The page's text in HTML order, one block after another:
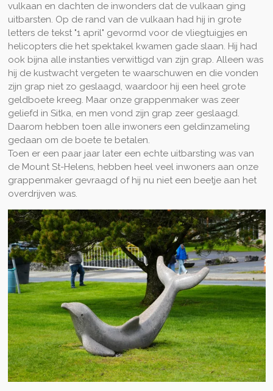
vulkaan en dachten de inwonders dat de vulkaan ging
uitbarsten. Op de rand van de vulkaan had hij in grote
letters de tekst "1 april" gevormd voor de vliegtuigjes en
helicopters die het spektakel kwamen gade slaan. Hij had
ook bijna alle instanties verwittigd van zijn grap. Alleen was
hij de kustwacht vergeten te waarschuwen en die vonden
zijn grap niet zo geslaagd, waardoor hij een heel grote
geldboete kreeg. Maar onze grappenmaker was zeer
geliefd in Sitka, en men vond zijn grap zeer geslaagd.
Daarom hebben toen alle inwoners een geldinzameling
gedaan om de boete te betalen.
Toen er een paar jaar later een echte uitbarsting was van
de Mount St-Helens, hebben heel veel inwoners aan onze
grappenmaker gevraagd of hij nu niet een beetje aan het
overdrijven was.